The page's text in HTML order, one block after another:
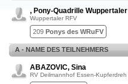
, Pony-Quadrille
Wuppertaler RFV
209 Ponys des WRuFV
A - NAME DES TEILNEHMERS
ABAZOVIC, Sina
RV Deilmannhof Essen-Kupferdreh